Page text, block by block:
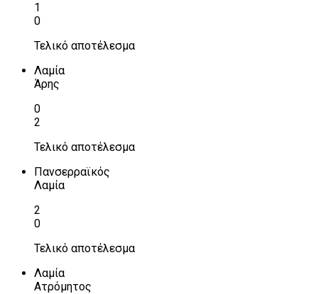
1
0
Τελικό αποτέλεσμα
Λαμία
Άρης
0
2
Τελικό αποτέλεσμα
Πανσερραϊκός
Λαμία
2
0
Τελικό αποτέλεσμα
Λαμία
Ατρόμητος